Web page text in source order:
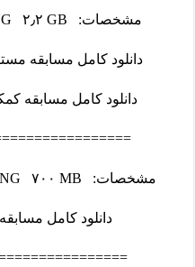
مشخصات: TS ۷۲۰P BBC ON ENG ۲٫۲ GB
دانلود کامل مسابقه
دانلود کامل مسابقه
مشخصات: MKV ۸۵۴*۴۸۰ ESPN ENG ۷۰۰ MB
دانلود کامل